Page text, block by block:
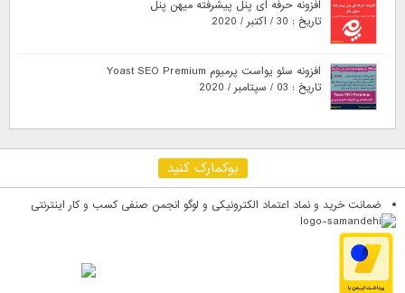
افزونه حرفه ای پنل پیشرفته میهن پنل
تاریخ : 30 / اکتبر / 2020
افزونه سئو یواست پرمیوم Yoast SEO Premium
تاریخ : 03 / سپتامبر / 2020
بوکمارک کنید
ضمانت خرید و نماد اعتماد الکترونیکی و لوگو انجمن صنفی کسب و کار اینترنتی